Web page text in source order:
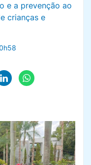
e a prevenção ao
crianças e